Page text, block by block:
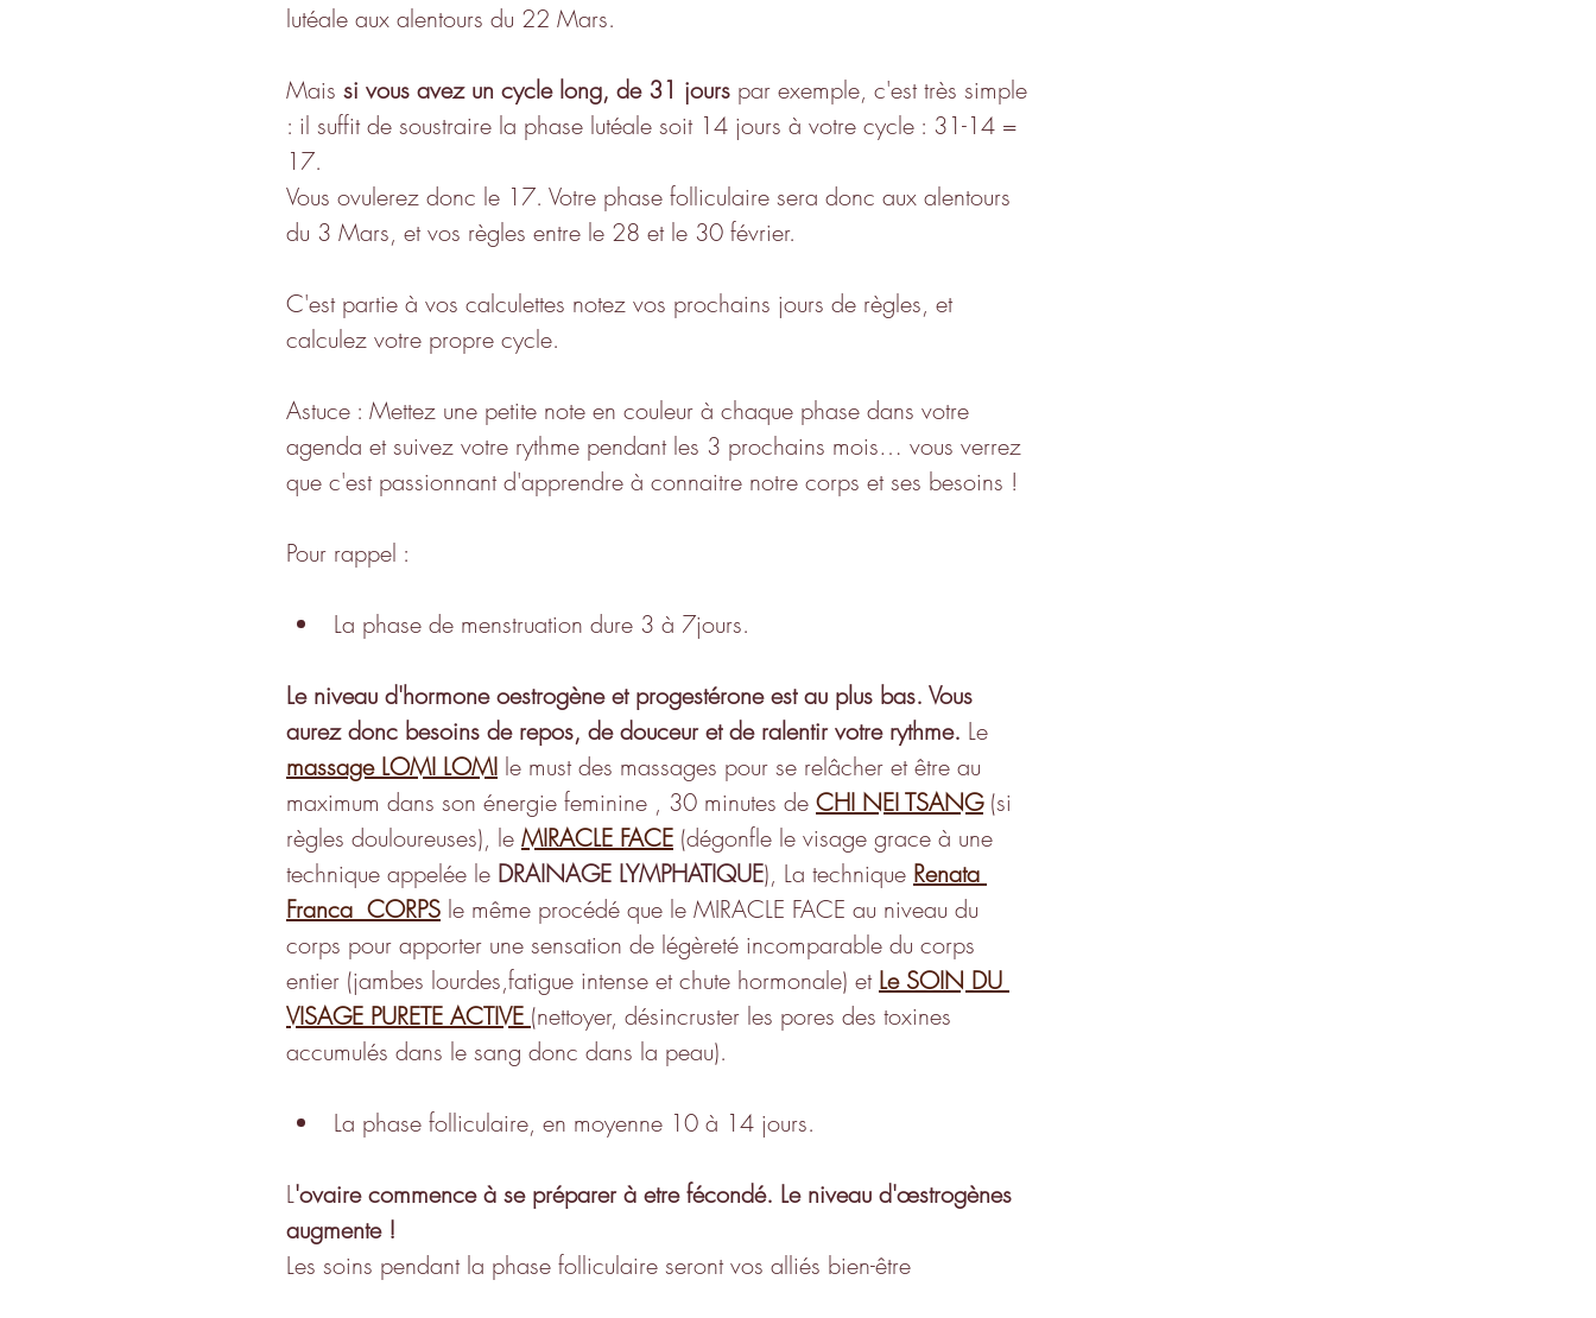
lutéale aux alentours du 22 Mars.
Mais si vous avez un cycle long, de 31 jours par exemple, c'est très simple
: il suffit de soustraire la phase lutéale soit 14 jours à votre cycle : 31-14 =
17.
Vous ovulerez donc le 17. Votre phase folliculaire sera donc aux alentours
du 3 Mars, et vos règles entre le 28 et le 30 février.
C'est partie à vos calculettes notez vos prochains jours de règles, et
calculez votre propre cycle.
Astuce : Mettez une petite note en couleur à chaque phase dans votre
agenda et suivez votre rythme pendant les 3 prochains mois… vous verrez
que c'est passionnant d'apprendre à connaitre notre corps et ses besoins !
Pour rappel :
La phase de menstruation dure 3 à 7jours.
Le niveau d'hormone oestrogène et progestérone est au plus bas. Vous
aurez donc besoins de repos, de douceur et de ralentir votre rythme. Le
massage LOMI LOMI le must des massages pour se relâcher et être au
maximum dans son énergie feminine , 30 minutes de CHI NEI TSANG (si
règles douloureuses), le MIRACLE FACE (dégonfle le visage grace à une
technique appelée le DRAINAGE LYMPHATIQUE), La technique Renata
Franca  CORPS le même procédé que le MIRACLE FACE au niveau du
corps pour apporter une sensation de légèreté incomparable du corps
entier (jambes lourdes,fatigue intense et chute hormonale) et Le SOIN DU
VISAGE PURETE ACTIVE (nettoyer, désincruster les pores des toxines
accumulés dans le sang donc dans la peau).
La phase folliculaire, en moyenne 10 à 14 jours.
L'ovaire commence à se préparer à etre fécondé. Le niveau d'œstrogènes
augmente !
Les soins pendant la phase folliculaire seront vos alliés bien-être